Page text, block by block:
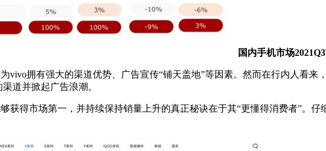
国内手机市场
vivo拥有强大的渠道优势、广告宣传“铺天盖地”等因素。然而在行内人看来
道并掀起广告浪潮。
获得市场第一，并持续保持销量上升的真正秘诀在于其“更懂得消费者”。